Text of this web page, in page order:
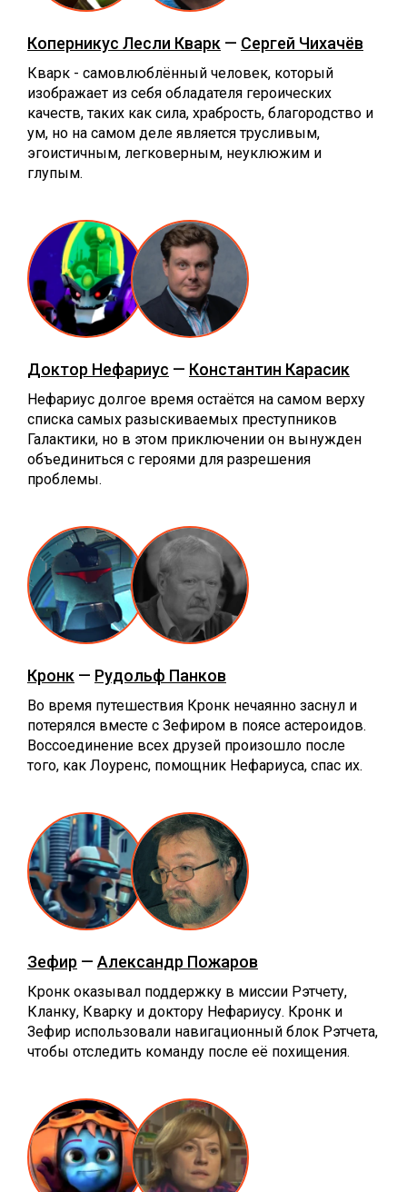
Коперникус Лесли Кварк — Сергей Чихачёв
Кварк - самовлюблённый человек, который
изображает из себя обладателя героических
качеств, таких как сила, храбрость, благородство и
ум, но на самом деле является трусливым,
эгоистичным, легковерным, неуклюжим и
глупым.
Доктор Нефариус — Константин Карасик
Нефариус долгое время остаётся на самом верху
списка самых разыскиваемых преступников
Галактики, но в этом приключении он вынужден
объединиться с героями для разрешения
проблемы.
Кронк — Рудольф Панков
Во время путешествия Кронк нечаянно заснул и
потерялся вместе с Зефиром в поясе астероидов.
Воссоединение всех друзей произошло после
того, как Лоуренс, помощник Нефариуса, спас их.
Зефир — Александр Пожаров
Кронк оказывал поддержку в миссии Рэтчету,
Кланку, Кварку и доктору Нефариусу. Кронк и
Зефир использовали навигационный блок Рэтчета,
чтобы отследить команду после её похищения.